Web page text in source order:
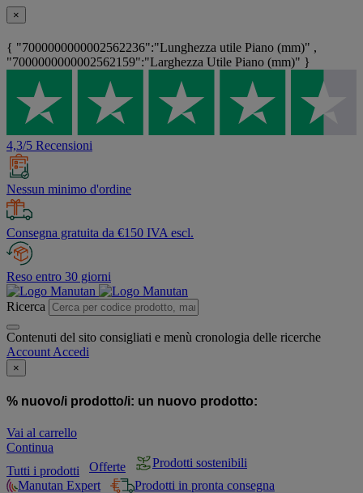
×
{ "7000000000002562236":"Lunghezza utile Piano (mm)" ,
"7000000000002562159":"Larghezza Utile Piano (mm)" }
4,3/5 Recensioni
Nessun minimo d'ordine
Consegna gratuita da €150 IVA escl.
Reso entro 30 giorni
Ricerca
Contenuti del sito consigliati e menù cronologia delle ricerche
Account Accedi
×
% nuovo/i prodotto/i: un nuovo prodotto:
Vai al carrello
Continua
Tutti i prodotti
Offerte
Prodotti sostenibili
Manutan Expert
Prodotti in pronta consegna